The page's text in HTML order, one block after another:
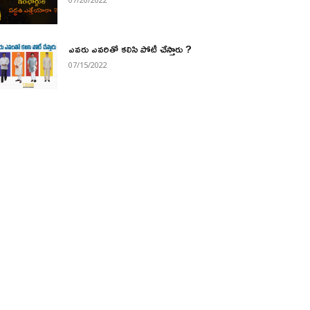
ఎవరు ఎవరితో కలిసి పోటీ చేస్తారు ?
07/15/2022